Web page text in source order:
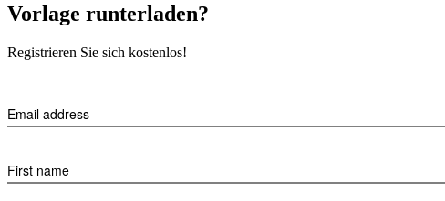
Vorlage runterladen?
Registrieren Sie sich kostenlos!
Email address
First name